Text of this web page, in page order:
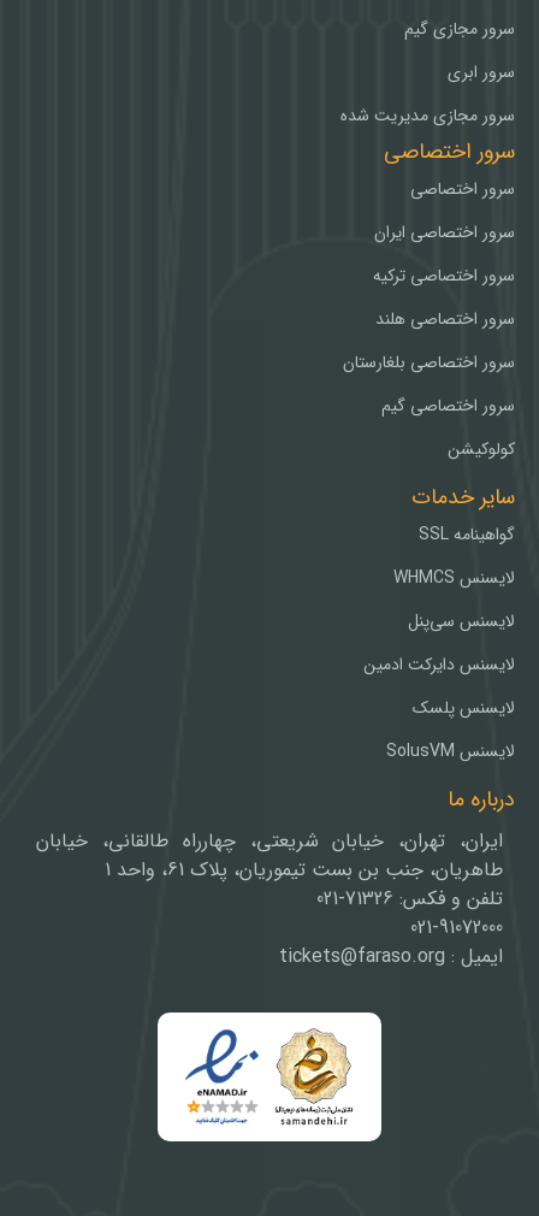
سرور مجازی گیم
سرور ابری
سرور مجازی مدیریت شده
سرور اختصاصی
سرور اختصاصی
سرور اختصاصی ایران
سرور اختصاصی ترکیه
سرور اختصاصی هلند
سرور اختصاصی بلغارستان
سرور اختصاصی گیم
کولوکیشن
سایر خدمات
گواهینامه SSL
لایسنس WHMCS
لایسنس سی‌پنل
لایسنس دایرکت ادمین
لایسنس پلسک
لایسنس SolusVM
درباره ما
ایران، تهران، خیابان شریعتی، چهارراه طالقانی، خیابان
طاهریان، جنب بن بست تیموریان، پلاک 61، واحد 1
تلفن و فکس: 71326-021
021-91072000
ایمیل : tickets@faraso.org